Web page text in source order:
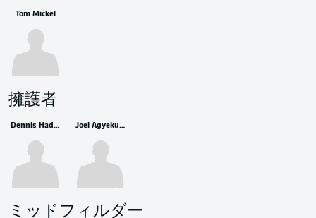
Tom Mickel
擁護者
Dennis Hadžikadunić Joel Agyekum
ミッドフィルダー